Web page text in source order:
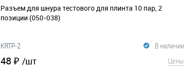
Разъем для шнура тестового для плинта 10 пар, 2
позиции (050-038)
В наличии
KRTP-2
48 ₽ /шт Цены